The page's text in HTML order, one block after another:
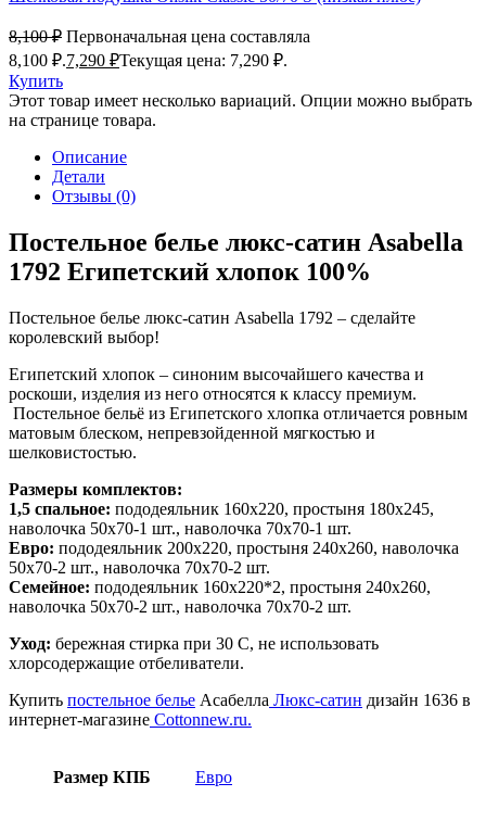
8,100₽ Первоначальная цена составляла
8,100 ₽.7,290 ₽Текущая цена: 7,290 ₽.
Купить
Этот товар имеет несколько вариаций. Опции можно выбрать
на странице товара.
Описание
Детали
Отзывы (0)
Постельное белье люкс-сатин Asabella
1792 Египетский хлопок 100%
Постельное белье люкс-сатин Asabella 1792 – сделайте
королевский выбор!
Египетский хлопок – синоним высочайшего качества и
роскоши, изделия из него относятся к классу премиум.
Постельное бельё из Египетского хлопка отличается ровным
матовым блеском, непревзойденной мягкостью и
шелковистостью.
Размеры комплектов:
1,5 спальное: пододеяльник 160х220, простыня 180х245,
наволочка 50х70-1 шт., наволочка 70х70-1 шт.
Евро: пододеяльник 200х220, простыня 240х260, наволочка
50х70-2 шт., наволочка 70х70-2 шт.
Семейное: пододеяльник 160х220*2, простыня 240х260,
наволочка 50х70-2 шт., наволочка 70х70-2 шт.
Уход: бережная стирка при 30 С, не использовать
хлорсодержащие отбеливатели.
Купить постельное белье Асабелла Люкс-сатин дизайн 1636 в
интернет-магазине Cottonnew.ru.
Размер КПБ Евро